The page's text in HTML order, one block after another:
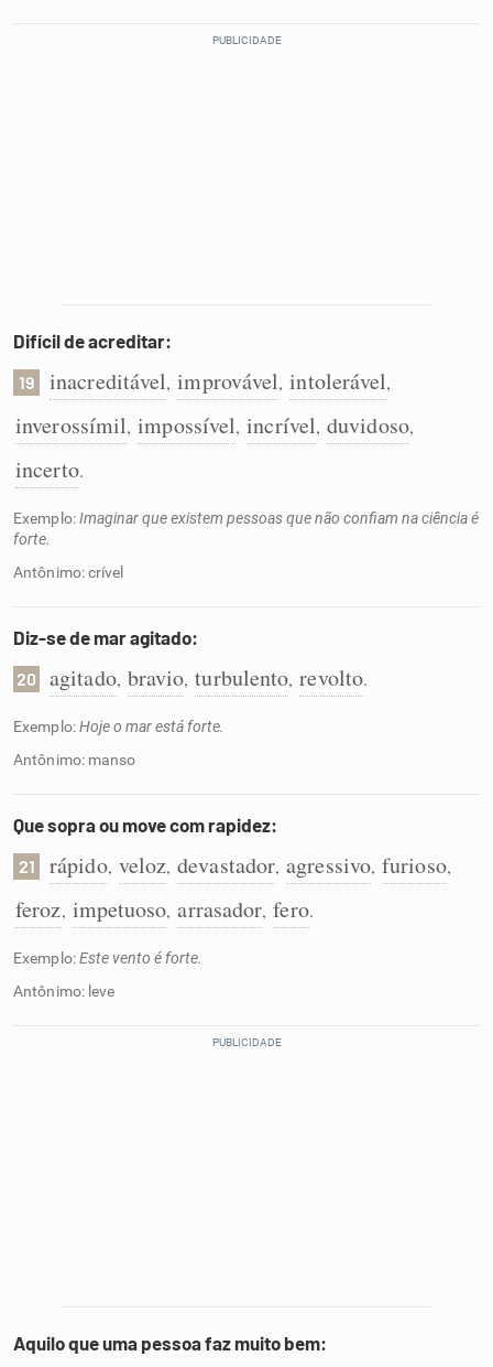
Difícil de acreditar:
19 inacreditável, improvável, intolerável,
inverossímil, impossível, incrível, duvidoso,
incerto.
Exemplo:Imaginar que existem pessoas que não confiam na ciência é
forte.
Antônimo: crível
Diz-se de mar agitado:
20 agitado, bravio, turbulento, revolto.
Exemplo:Hoje o mar está forte.
Antônimo: manso
Que sopra ou move com rapidez:
21 rápido, veloz, devastador, agressivo, furioso,
feroz, impetuoso, arrasador, fero.
Exemplo:Este vento é forte.
Antônimo: leve
Aquilo que uma pessoa faz muito bem: